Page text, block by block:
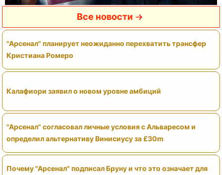
Все новости
"Арсенал" планирует неожиданно перехватить трансфер
Кристиана Ромеро
Калафиори заявил о новом уровне амбиций
"Арсенал" согласовал личные условия с Альваресом и
определил альтернативу Винисиусу за £30m
Почему "Арсенал" подписал Бруну и что это означает для